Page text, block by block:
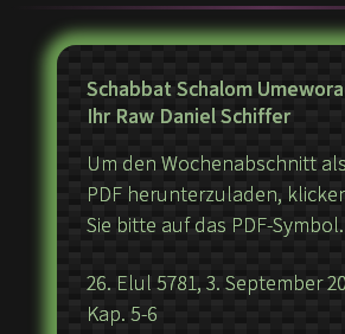
Schabbat Schalom
Ihr Raw Daniel Schiffer
Um den Wochenabschnitt als
PDF herunterzuladen,
Sie bitte auf das PDF-Symbol.
26. Elul 5781, 3. September
Kap. 5-6